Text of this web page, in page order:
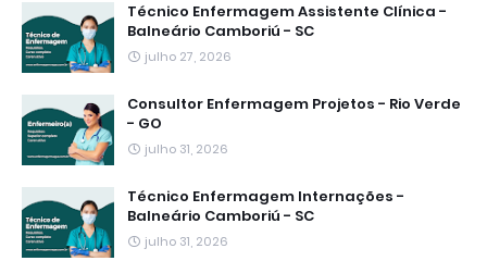
Técnico Enfermagem Assistente Clínica -
Balneário Camboriú - SC
julho 27, 2026
Consultor Enfermagem Projetos - Rio Verde
- GO
julho 31, 2026
Técnico Enfermagem Internações -
Balneário Camboriú - SC
julho 31, 2026